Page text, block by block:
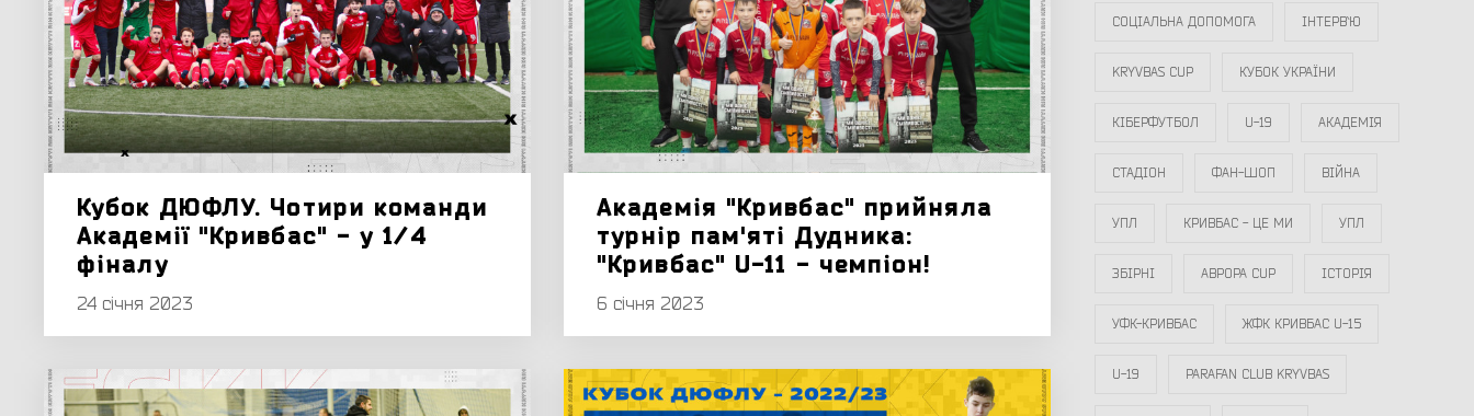
Кубок ДЮФЛУ. Чотири команди
Академії "Кривбас" - у 1/4
фіналу
24 січня 2023
Академія "Кривбас" прийняла
турнір пам'яті Дудника:
"Кривбас" U-11 - чемпіон!
6 січня 2023
СОЦІАЛЬНА ДОПОМОГА ІНТЕРВ`Ю
KRYVBAS CUP КУБОК УКРАЇНИ
КІБЕРФУТБОЛ U-19 АКАДЕМІЯ
СТАДІОН ФАН-ШОП ВІЙНА
УПЛ КРИВБАС - ЦЕ МИ УПЛ
ЗБІРНІ АВРОРА CUP ІСТОРІЯ
УФК-КРИВБАС ЖФК КРИВБАС U-15
U-19 PARAFAN CLUB KRYVBAS